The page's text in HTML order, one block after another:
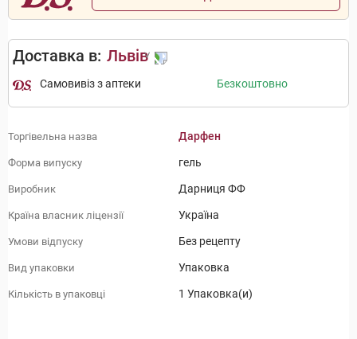
Доставка в: Львів
Самовивіз з аптеки Безкоштовно
Торгівельна назва Дарфен
Форма випуску гель
Виробник Дарниця ФФ
Країна власник ліцензії Україна
Умови відпуску Без рецепту
Вид упаковки Упаковка
Кількість в упаковці 1 Упаковка(и)